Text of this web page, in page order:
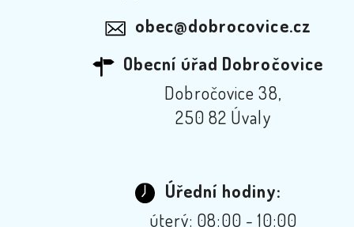
obec@dobrocovice.cz
Obecní úřad Dobročovice
Dobročovice 38,
250 82 Úvaly
Úřední hodiny:
úterý: 08:00 - 10:00